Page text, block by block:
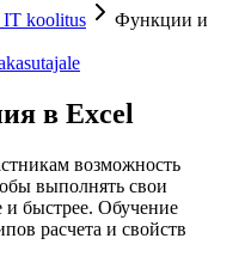
koolitus
Функции и
в Excel
возможность
выполнять свои
и быстрее. Обучение
расчета и свойств